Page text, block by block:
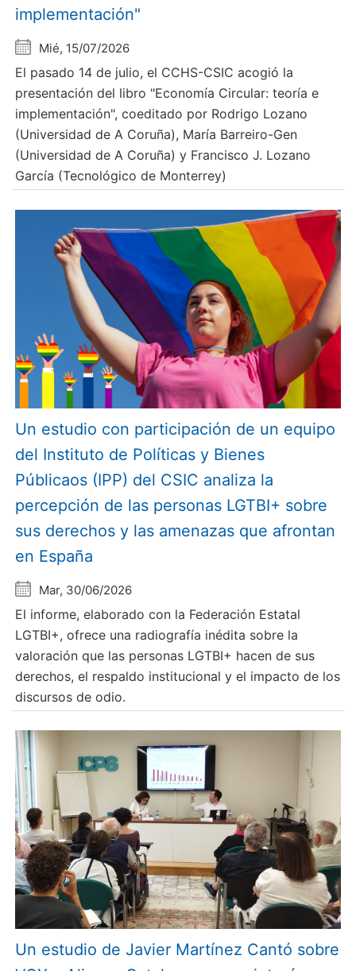
implementación"
Mié, 15/07/2026
El pasado 14 de julio, el CCHS-CSIC acogió la
presentación del libro "Economía Circular: teoría e
implementación", coeditado por Rodrigo Lozano
(Universidad de A Coruña), María Barreiro-Gen
(Universidad de A Coruña) y Francisco J. Lozano
García (Tecnológico de Monterrey)
Un estudio con participación de un equipo
del Instituto de Políticas y Bienes
Públicaos (IPP) del CSIC analiza la
percepción de las personas LGTBI+ sobre
sus derechos y las amenazas que afrontan
en España
Mar, 30/06/2026
El informe, elaborado con la Federación Estatal
LGTBI+, ofrece una radiografía inédita sobre la
valoración que las personas LGTBI+ hacen de sus
derechos, el respaldo institucional y el impacto de los
discursos de odio.
Un estudio de Javier Martínez Cantó sobre